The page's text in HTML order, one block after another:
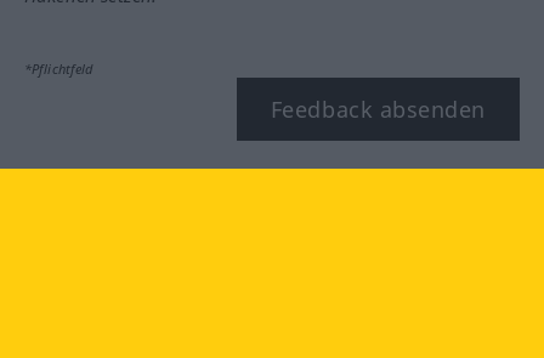
*Pflichtfeld
Feedback absenden